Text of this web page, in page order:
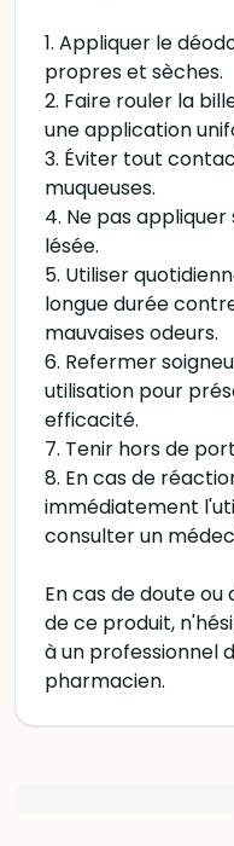
1. Appliquer le
propres et sèches.
2. Faire rouler la
une application
3. Éviter tout
muqueuses.
4. Ne pas
lésée.
5. Utiliser
longue durée
mauvaises odeurs.
6. Refermer
utilisation pour
efficacité.
7. Tenir hors de
8. En cas de
immédiatement
consulter un
En cas de doute ou
de ce produit,
à un professionnel
pharmacien.